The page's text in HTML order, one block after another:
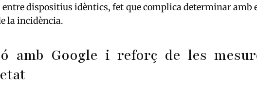
dispositius idèntics, fet que complica determinar amb
la incidència.
amb Google i reforç de les